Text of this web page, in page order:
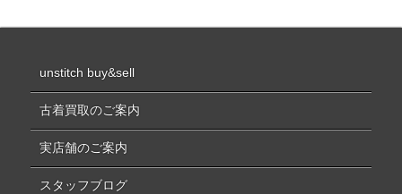
unstitch buy&sell
古着買取のご案内
実店舗のご案内
スタッフブログ